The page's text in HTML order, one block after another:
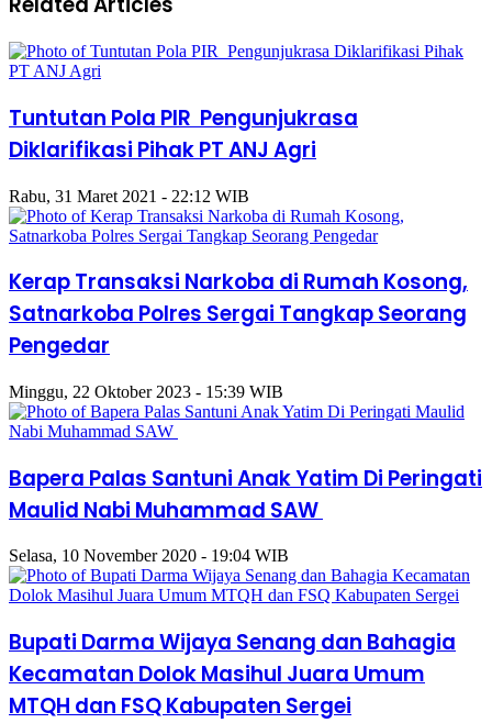
Tuntutan Pola PIR Pengunjukrasa
Diklarifikasi Pihak PT ANJ Agri
Rabu, 31 Maret 2021 - 22:12 WIB
Kerap Transaksi Narkoba di Rumah Kosong,
Satnarkoba Polres Sergai Tangkap Seorang
Pengedar
Minggu, 22 Oktober 2023 - 15:39 WIB
Bapera Palas Santuni Anak Yatim Di Peringati
Maulid Nabi Muhammad SAW
Selasa, 10 November 2020 - 19:04 WIB
Bupati Darma Wijaya Senang dan Bahagia
Kecamatan Dolok Masihul Juara Umum
MTQH dan FSQ Kabupaten Sergei